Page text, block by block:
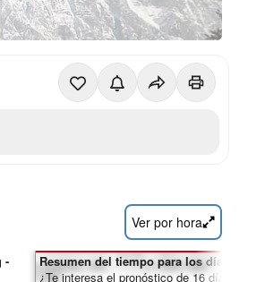
Ver por hora
-
Resumen del tiempo para los días 7-16:
¿Te interesa el pronóstico de 16 días?